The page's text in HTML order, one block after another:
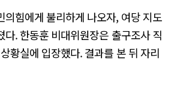
의힘에게 불리하게 나오자, 여당 지도
다. 한동훈 비대위원장은 출구조사 직
황실에 입장했다. 결과를 본 뒤 자리